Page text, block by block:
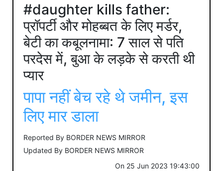
#daughter kills father:
प्रॉपर्टी और मोहब्बत के लिए मर्डर,
बेटी का कबूलनामा: 7 साल से पति
परदेस में, बुआ के लड़के से करती थी
प्यार
पापा नहीं बेच रहे थे जमीन, इस
लिए मार डाला
Reported By BORDER NEWS MIRROR
Updated By BORDER NEWS MIRROR
On 25 Jun 2023 19:43:00